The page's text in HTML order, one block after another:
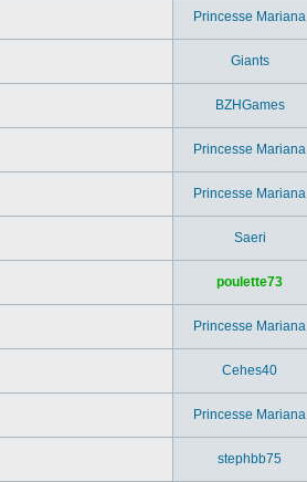
Princesse Mariana
Giants
BZHGames
Princesse Mariana
Princesse Mariana
Saeri
poulette73
Princesse Mariana
Cehes40
Princesse Mariana
stephbb75